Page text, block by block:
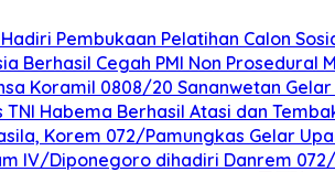
Pembukaan Pelatihan Calon
Berhasil Cegah PMI Non Prosedural
Koramil 0808/20 Sananwetan
Habema Berhasil Atasi dan
Korem 072/Pamungkas Gelar
lV/Diponegoro dihadiri Danrem